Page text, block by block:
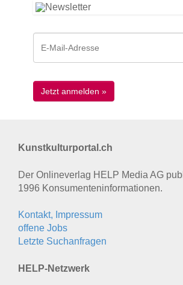
Kunstkulturportal.ch
Der Onlineverlag HELP Media AG
1996 Konsumenten­informationen.
Kontakt, Impressum
offene Jobs
Letzte Suchanfragen
HELP-Netzwerk